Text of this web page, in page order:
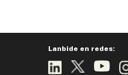
Lanbide en redes: